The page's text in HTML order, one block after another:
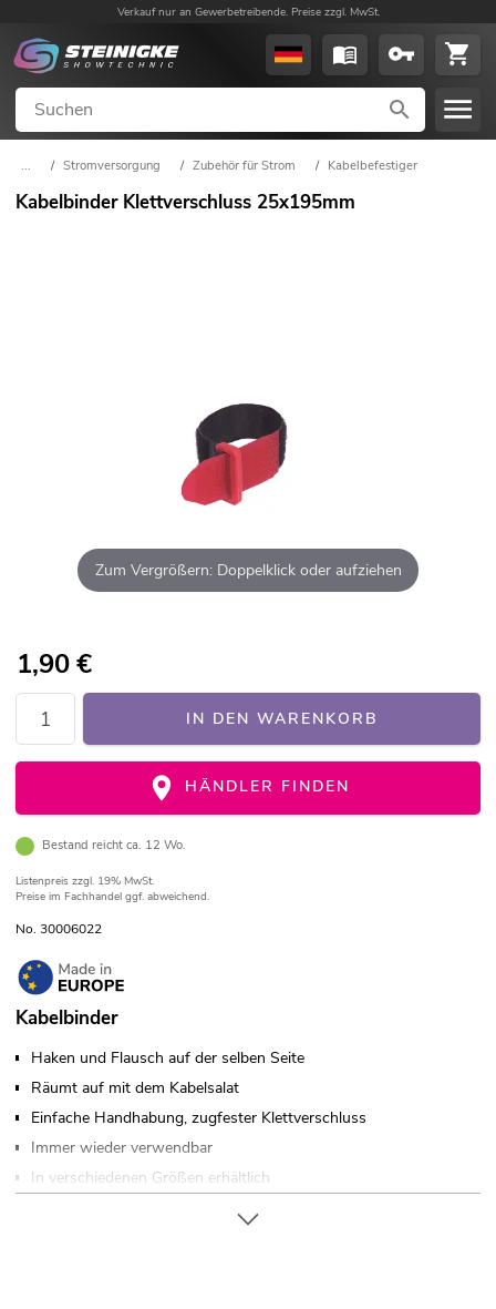
Verkauf nur an Gewerbetreibende. Preise zzgl. MwSt.
... / Stromversorgung / Zubehör für Strom / Kabelbefestiger
Kabelbinder Klettverschluss 25x195mm
Zum Vergrößern: Doppelklick oder aufziehen
1,90€
IN DEN WARENKORB
HÄNDLER FINDEN
Bestand reicht ca. 12 Wo.
Listenpreis zzgl. 19% MwSt.
Preise im Fachhandel ggf. abweichend.
No. 30006022
Kabelbinder
Haken und Flausch auf der selben Seite
Räumt auf mit dem Kabelsalat
Einfache Handhabung, zugfester Klettverschluss
Immer wieder verwendbar
In verschiedenen Größen erhältlich